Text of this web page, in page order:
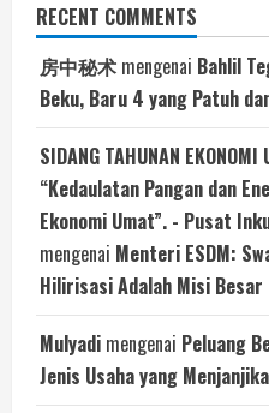
RECENT COMMENTS
房中秘术 mengenai Bahlil
Beku, Baru 4 yang Patuh
SIDANG TAHUNAN
“Kedaulatan Pangan dan
Ekonomi Umat”. - Pusat
mengenai Menteri ESDM:
Hilirisasi Adalah Misi Besar
Mulyadi mengenai Peluang
Jenis Usaha yang